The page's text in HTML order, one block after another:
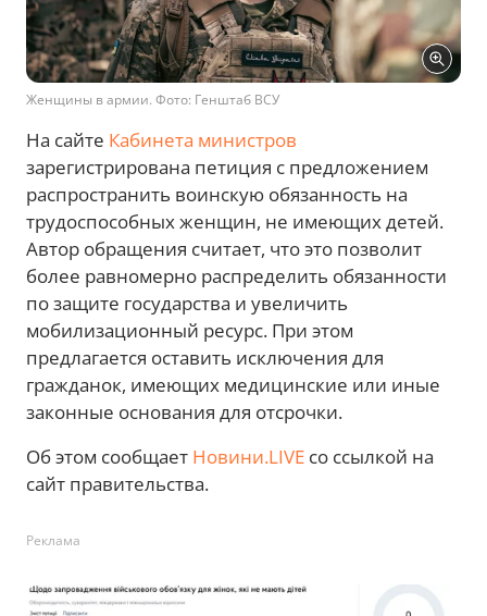
Женщины в армии. Фото: Генштаб ВСУ
На сайте Кабинета министров
зарегистрирована петиция с предложением
распространить воинскую обязанность на
трудоспособных женщин, не имеющих детей.
Автор обращения считает, что это позволит
более равномерно распределить обязанности
по защите государства и увеличить
мобилизационный ресурс. При этом
предлагается оставить исключения для
гражданок, имеющих медицинские или иные
законные основания для отсрочки.
Об этом сообщает Новини.LIVE со ссылкой на
сайт правительства.
Реклама